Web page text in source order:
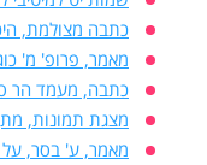
כתבה מצולמת,
מאמר, פרופ' מ'
כתבה, מעמד הר
מצגת תמונות,
מאמר, ע' בסר, על